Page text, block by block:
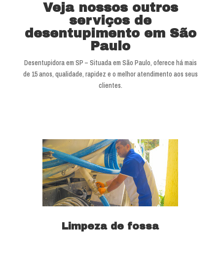
Veja nossos outros
serviços de
desentupimento em São
Paulo
Desentupidora em SP – Situada em São Paulo, oferece há mais
de 15 anos, qualidade, rapidez e o melhor atendimento aos seus
clientes.
Limpeza de fossa